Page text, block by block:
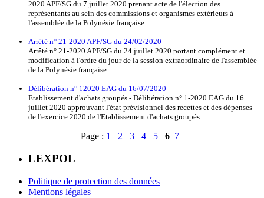
2020 APF/SG du 7 juillet 2020 prenant acte de l'élection des
représentants au sein des commissions et organismes extérieurs à
l'assemblée de la Polynésie française
Arrêté n° 21-2020 APF/SG du 24/02/2020
Arrêté n° 21-2020 APF/SG du 24 juillet 2020 portant complément et
modification à l'ordre du jour de la session extraordinaire de l'assemblée
de la Polynésie française
Délibération n° 12020 EAG du 16/07/2020
Etablissement d'achats groupés.- Délibération n° 1-2020 EAG du 16
juillet 2020 approuvant l'état prévisionnel des recettes et des dépenses
de l'exercice 2020 de l'Etablissement d'achats groupés
Page : 1 2 3 4 5 6 7
LEXPOL
Politique de protection des données
Mentions légales